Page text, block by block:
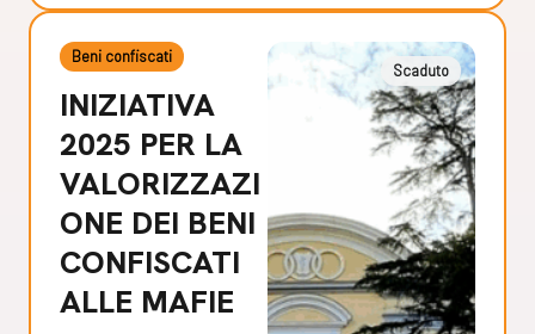
Beni confiscati
INIZIATIVA
2025 PER LA
VALORIZZAZI
ONE DEI BENI
CONFISCATI
ALLE MAFIE
Scaduto